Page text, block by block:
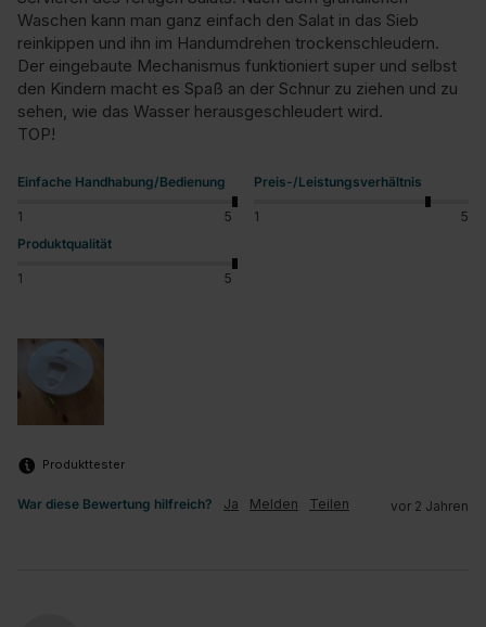
Waschen kann man ganz einfach den Salat in das Sieb
reinkippen und ihn im Handumdrehen trockenschleudern.
Der eingebaute Mechanismus funktioniert super und selbst
den Kindern macht es Spaß an der Schnur zu ziehen und zu
sehen, wie das Wasser herausgeschleudert wird.
TOP!
Einfache Handhabung/Bedienung
1 5
Preis-/Leistungsverhältnis
1
5
Produktqualität
1 5
Produkttester
War diese Bewertung hilfreich? Ja Melden Teilen vor 2 Jahren